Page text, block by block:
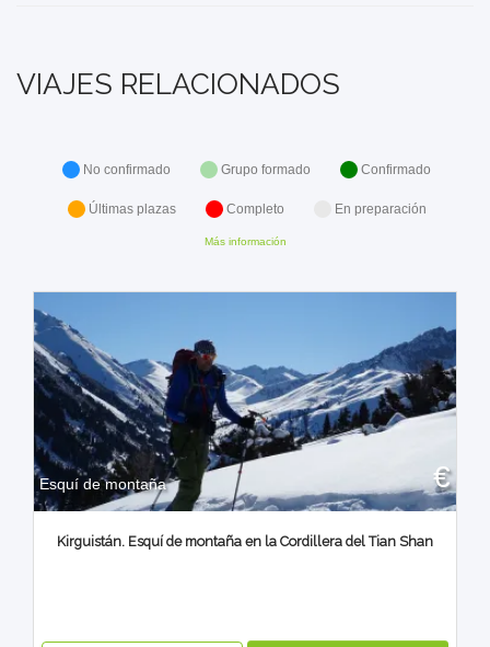
VIAJES RELACIONADOS
No confirmado Grupo formado Confirmado
Últimas plazas Completo En preparación
Más información
Esquí de montaña €
Kirguistán. Esquí de montaña en la Cordillera del Tian Shan